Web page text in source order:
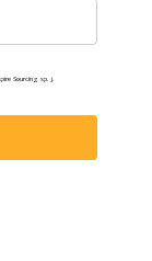
Sourcing sp. j.